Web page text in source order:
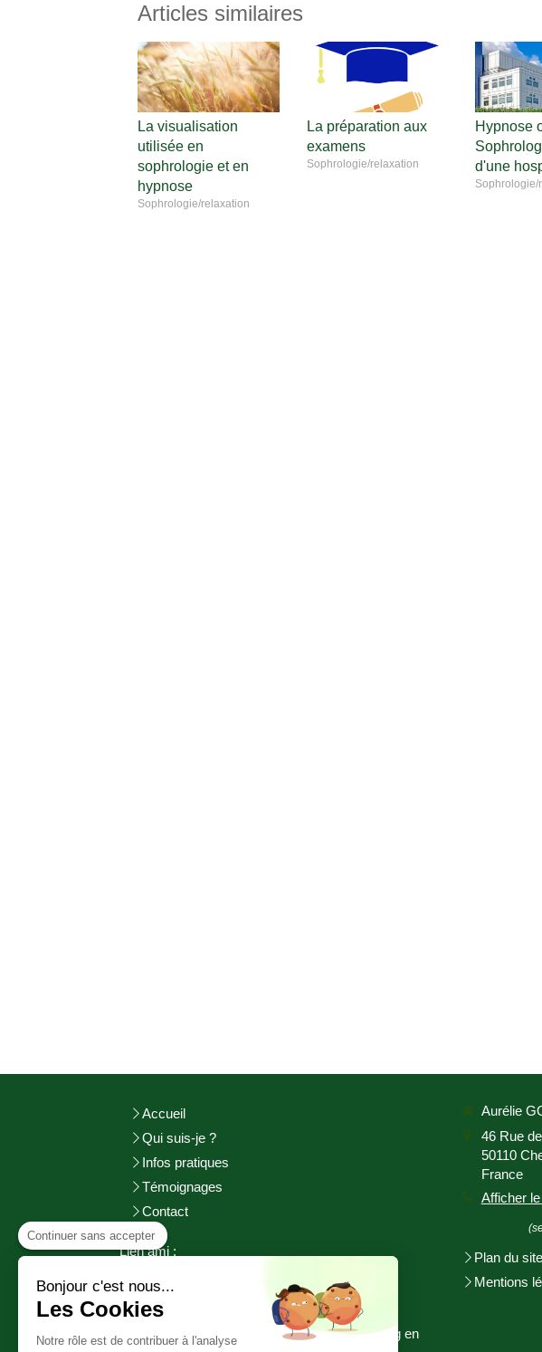
Articles similaires
La visualisation
utilisée en
sophrologie et en
hypnose
Sophrologie/relaxation
La préparation aux
examens
Sophrologie/relaxation
Hypnose
d'une
Sophrologie/
Accueil
Qui suis-je ?
Infos pratiques
Témoignages
Contact
Lien ami :
http://www.sophrologie-pratiques.fr
©2017 Aurélie GOURGUECHON - Cherbourg en
Aurélie
46 Rue
50110
France
Afficher
Plan du site
Mentions
Continuer sans accepter
Bonjour c'est nous...
Les Cookies
Notre rôle est de contribuer à l'analyse